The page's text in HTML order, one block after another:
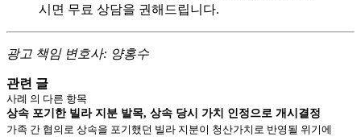
시면 무료 상담을 권해드립니다.
광고 책임 변호사: 양홍수
관련 글
사례 의 다른 항목
상속 포기한 빌라 지분 발목, 상속 당시 가치 인정으로 개시결정
가족 간 협의로 상속을 포기했던 빌라 지분이 청산가치로 반영될 위기에